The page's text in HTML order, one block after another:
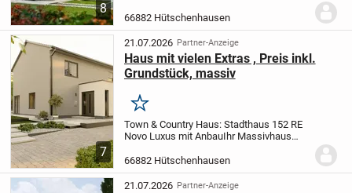
8
schlüsselfertiges Haus, das heißt Sie
müssen vor dem Einzug in Ihr Traumhaus
nur...
66882 Hütschenhausen
7
21.07.2026 Partner-Anzeige
Haus mit vielen Extras , Preis inkl.
Grundstück, massiv
Merken
Town & Country Haus: Stadthaus 152 RE
Novo Luxus mit AnbauIhr Massivhaus
bezieht sich auf ein schlüsselfertiges
Haus, das heißt Sie müssen vor dem
Einzug...
66882 Hütschenhausen
21.07.2026 Partner-Anzeige